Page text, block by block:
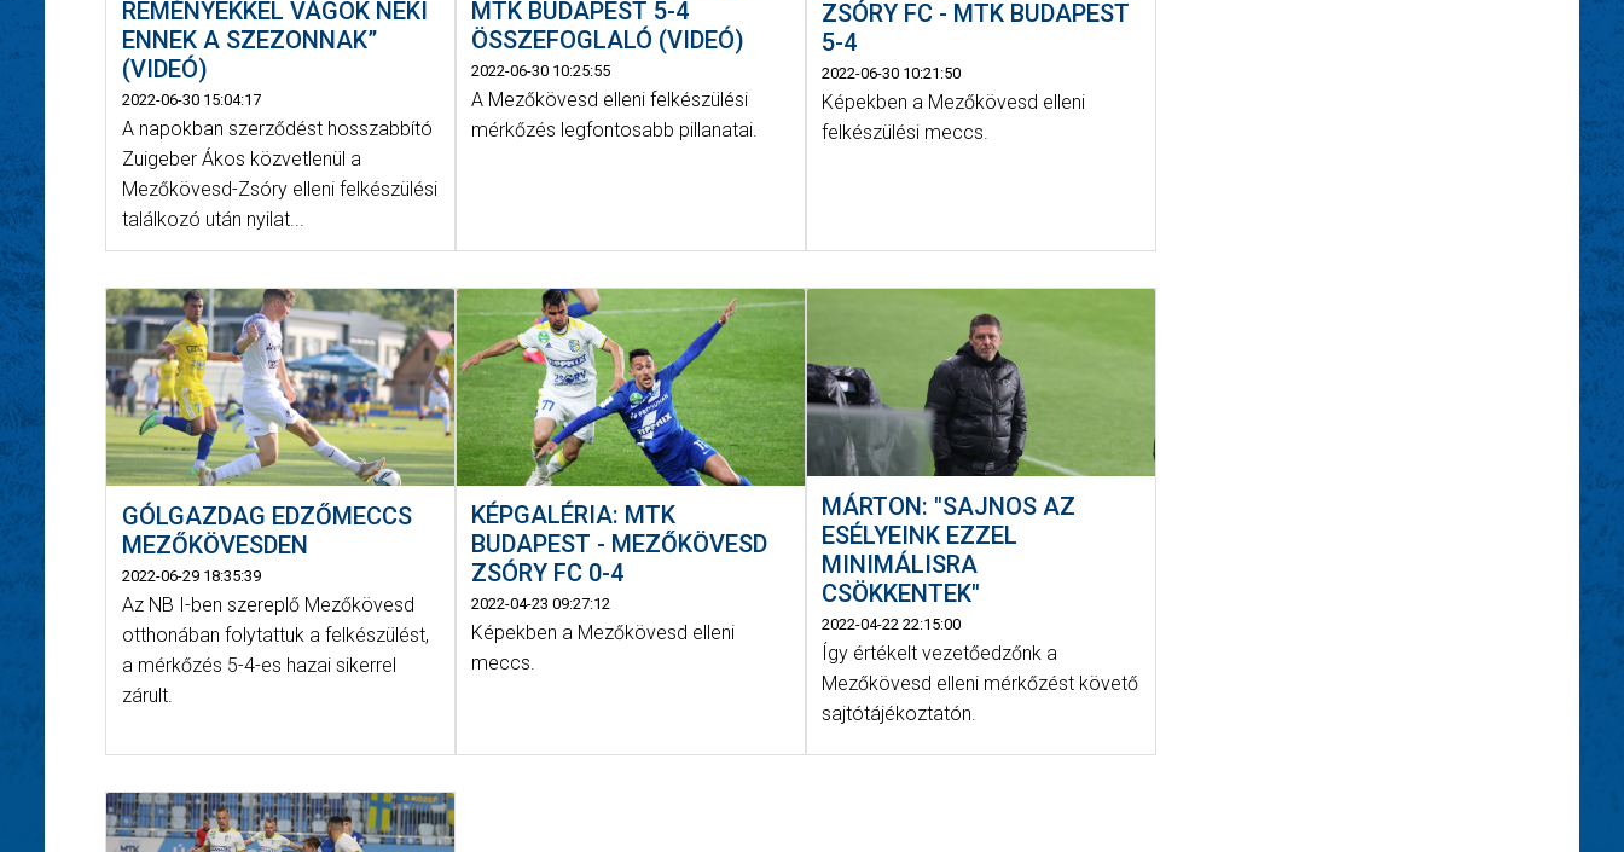
REMÉNYEKKEL VÁGOK NEKI
ENNEK A SZEZONNAK”
(VIDEÓ)
2022-06-30 15:04:17
A napokban szerződést hosszabbító
Zuigeber Ákos közvetlenül a
Mezőkövesd-Zsóry elleni felkészülési
találkozó után nyilat...
MTK BUDAPEST 5-4
ÖSSZEFOGLALÓ (VIDEÓ)
2022-06-30 10:25:55
A Mezőkövesd elleni felkészülési
mérkőzés legfontosabb pillanatai.
ZSÓRY FC - MTK BUDAPEST
5-4
2022-06-30 10:21:50
Képekben a Mezőkövesd elleni
felkészülési meccs.
GÓLGAZDAG EDZŐMECCS
MEZŐKÖVESDEN
2022-06-29 18:35:39
Az NB I-ben szereplő Mezőkövesd
otthonában folytattuk a felkészülést,
a mérkőzés 5-4-es hazai sikerrel
zárult.
KÉPGALÉRIA: MTK
BUDAPEST - MEZŐKÖVESD
ZSÓRY FC 0-4
2022-04-23 09:27:12
Képekben a Mezőkövesd elleni
meccs.
MÁRTON: "SAJNOS AZ
ESÉLYEINK EZZEL
MINIMÁLISRA
CSÖKKENTEK"
2022-04-22 22:15:00
Így értékelt vezetőedzőnk a
Mezőkövesd elleni mérkőzést követő
sajtótájékoztatón.